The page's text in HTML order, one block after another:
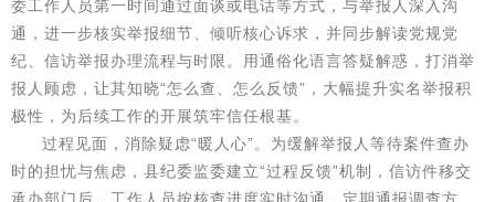
委工作人员第一时间通过面谈或电话等方式，与举报人深入沟
通，进一步核实举报细节、倾听核心诉求，并同步解读党规党
纪、信访举报办理流程与时限。用通俗化语言答疑解惑，打消举
报人顾虑，让其知晓“怎么查、怎么反馈”，大幅提升实名举报积
极性，为后续工作的开展筑牢信任根基。
过程见面，消除疑虑“暖人心”。为缓解举报人等待案件查办
时的担忧与焦虑，县纪委监委建立“过程反馈”机制，信访件移交